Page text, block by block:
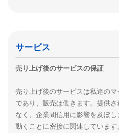
サービス
売り上げ後のサービスの保証
売り上げ後のサービスは私達の
であり、販売は働きます。提供
なく、企業間信用に影響を及ぼ
動くことに密接に関連していま